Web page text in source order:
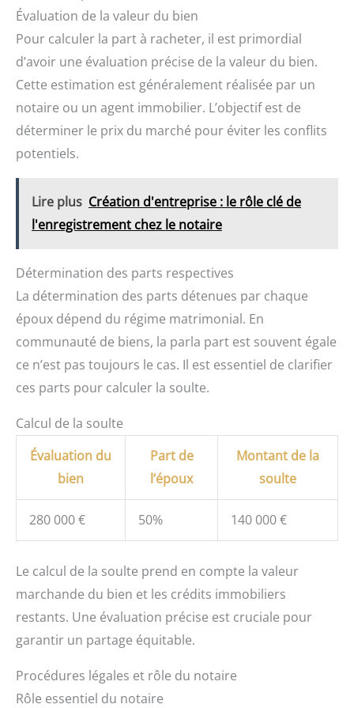
Évaluation de la valeur du bien
Pour calculer la part à racheter, il est primordial
d’avoir une évaluation précise de la valeur du bien.
Cette estimation est généralement réalisée par un
notaire ou un agent immobilier. L’objectif est de
déterminer le prix du marché pour éviter les conflits
potentiels.
Lire plus Création d'entreprise : le rôle clé de
l'enregistrement chez le notaire
Détermination des parts respectives
La détermination des parts détenues par chaque
époux dépend du régime matrimonial. En
communauté de biens, la parla part est souvent égale
ce n’est pas toujours le cas. Il est essentiel de clarifier
ces parts pour calculer la soulte.
Calcul de la soulte
Évaluation du
bien
Part de
l’époux
Montant de la
soulte
280 000 € 50% 140 000 €
Le calcul de la soulte prend en compte la valeur
marchande du bien et les crédits immobiliers
restants. Une évaluation précise est cruciale pour
garantir un partage équitable.
Procédures légales et rôle du notaire
Rôle essentiel du notaire